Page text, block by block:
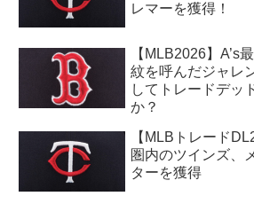
レマーを獲得！
【MLB2026】A’s
紋を呼んだジャレ
してトレードデッ
か？
【MLBトレード
圏内のツインズ、
ターを獲得